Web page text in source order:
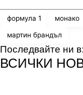
формула 1 монако
мартин брандъл
Последвайте ни в:
ВСИЧКИ